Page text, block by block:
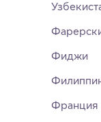
Фиджи
Франция